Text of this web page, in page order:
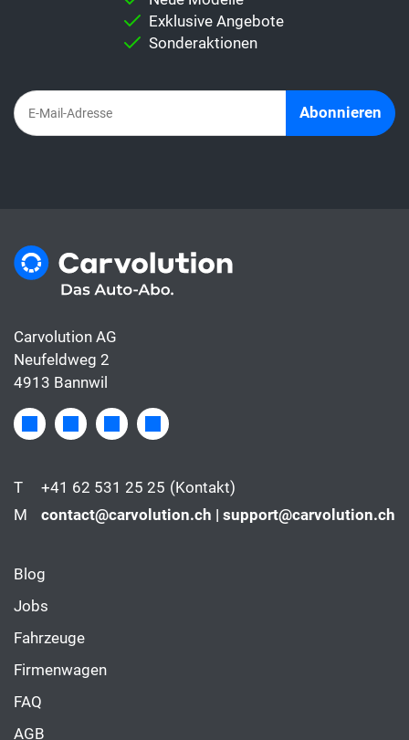
Exklusive Angebote
Sonderaktionen
Abonnieren
Carvolution AG
Neufeldweg 2
4913 Bannwil
T +41 62 531 25 25 (Kontakt)
M
contact@carvolution.ch | support@carvolution.ch
Blog
Jobs
Fahrzeuge
Firmenwagen
FAQ
AGB